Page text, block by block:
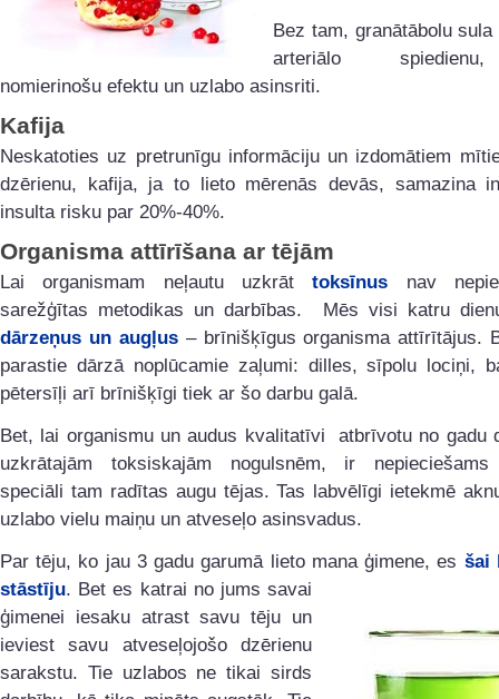
Bez tam, granātābolu sula
arteriālo
nomierinošu efektu un uzlabo asinsriti.
Kafija
Neskatoties uz pretrunīgu informāciju un izdomātiem
dzērienu, kafija, ja to lieto mērenās devās, samazina
insulta risku par 20%-40%.
Organisma attīrīšana ar tējām
Lai organismam neļautu uzkrāttoksīnus nav
sarežģītas metodikas un darbības. Mēs visi katru
dārzeņus un augļus– brīnišķīgus organisma attīrītājus.
parastie dārzā noplūcamie zaļumi: dilles, sīpolu lociņi,
pētersīļi arī brīnišķīgi tiek ar šo darbu galā.
Bet, lai organismu un audus kvalitatīvi atbrīvotu no gadu
uzkrātajām toksiskajām nogulsnēm, ir nepieciešams
speciāli tam radītas augu tējas. Tas labvēlīgi ietekmē
uzlabo vielu maiņu un atveseļo asinsvadus.
Par tēju, ko jau 3 gadu garumā lieto mana ģimene, es šai
stāstīju. Bet es katrai no jums savai
ģimenei iesaku atrast savu tēju un
ieviest savu atveseļojošo dzērienu
sarakstu. Tie uzlabos ne tikai sirds